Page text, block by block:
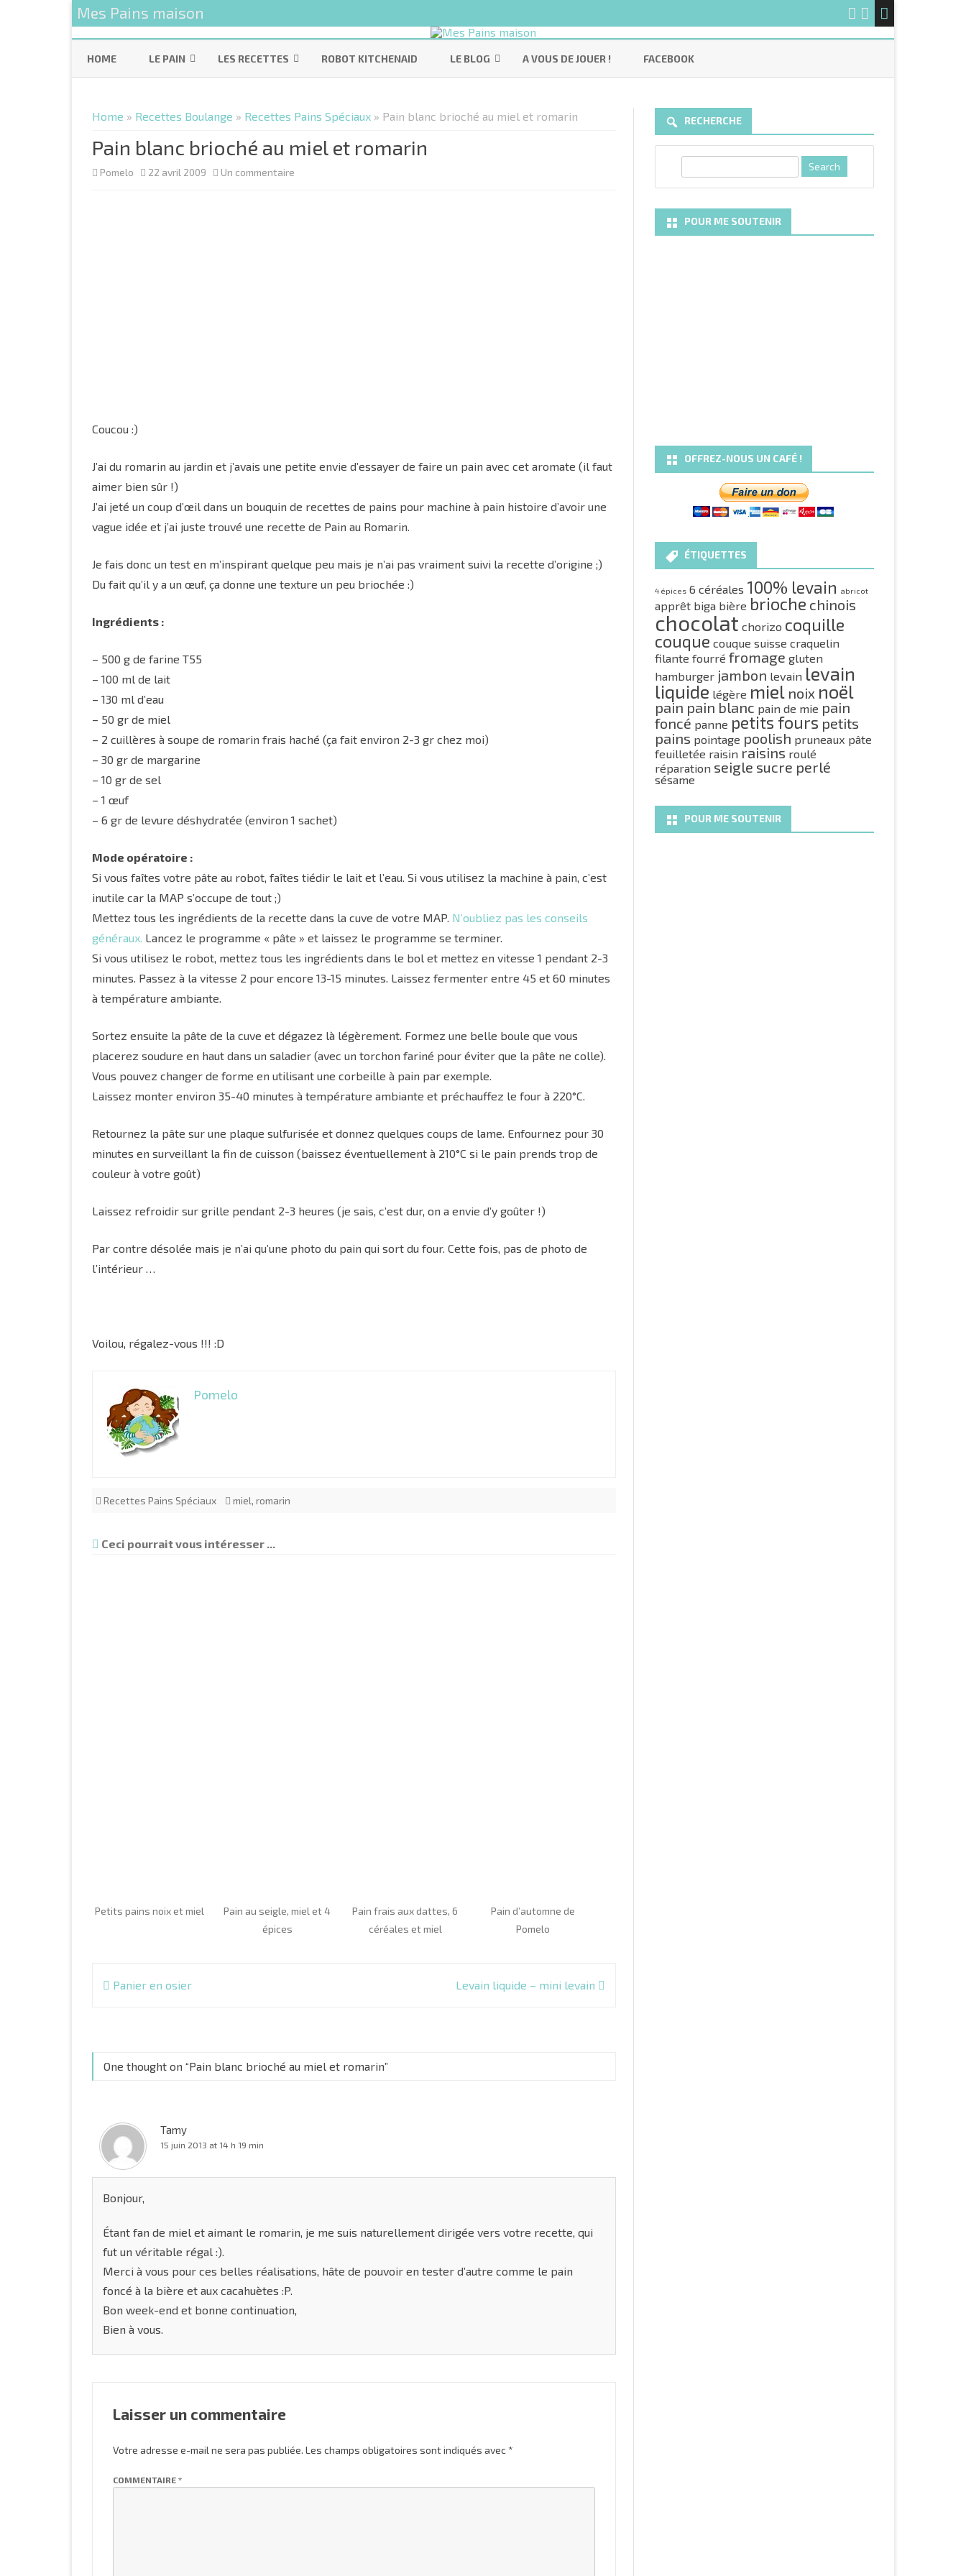
Mes Pains maison
to
HOME LE PAIN
LE LEVAIN NATUREL
LE MATÉRIEL
ETAPES ET TECHNIQUES DE
LES RECETTES
RECETTES PAINS BASIQUES
RECETTES PAINS SPÉCIAUX
RECETTES PAINS FOURRÉS /
ROBOT KITCHENAID LE BLOG
MÉDIAS
A VOUS DE JOUER ! FACEBOOK
Home » Recettes Boulange » Recettes Pains Spéciaux » Pain blanc brioché au miel et romarin
Pain blanc brioché au miel et romarin
Pomelo 22 avril 2009 Un commentaire
Coucou :)
J’ai du romarin au jardin et j’avais une petite envie d’essayer de faire un pain avec cet aromate (il faut
aimer bien sûr !)
J’ai jeté un coup d’œil dans un bouquin de recettes de pains pour machine à pain histoire d’avoir une
vague idée et j’ai juste trouvé une recette de Pain au Romarin.
Je fais donc un test en m’inspirant quelque peu mais je n’ai pas vraiment suivi la recette d’origine ;)
Du fait qu’il y a un œuf, ça donne une texture un peu briochée :)
Ingrédients :
– 500 g de farine T55
– 100 ml de lait
– 130 ml d’eau
– 50 gr de miel
– 2 cuillères à soupe de romarin frais haché (ça fait environ 2-3 gr chez moi)
– 30 gr de margarine
– 10 gr de sel
– 1 œuf
– 6 gr de levure déshydratée (environ 1 sachet)
Mode opératoire :
Si vous faîtes votre pâte au robot, faîtes tiédir le lait et l’eau. Si vous utilisez la machine à pain, c’est
inutile car la MAP s’occupe de tout ;)
Mettez tous les ingrédients de la recette dans la cuve de votre MAP. N’oubliez pas les conseils
généraux. Lancez le programme « pâte » et laissez le programme se terminer.
Si vous utilisez le robot, mettez tous les ingrédients dans le bol et mettez en vitesse 1 pendant 2-3
minutes. Passez à la vitesse 2 pour encore 13-15 minutes. Laissez fermenter entre 45 et 60 minutes
à température ambiante.
Sortez ensuite la pâte de la cuve et dégazez là légèrement. Formez une belle boule que vous
placerez soudure en haut dans un saladier (avec un torchon fariné pour éviter que la pâte ne colle).
Vous pouvez changer de forme en utilisant une corbeille à pain par exemple.
Laissez monter environ 35-40 minutes à température ambiante et préchauffez le four à 220°C.
Retournez la pâte sur une plaque sulfurisée et donnez quelques coups de lame. Enfournez pour 30
minutes en surveillant la fin de cuisson (baissez éventuellement à 210°C si le pain prends trop de
couleur à votre goût)
Laissez refroidir sur grille pendant 2-3 heures (je sais, c’est dur, on a envie d’y goûter !)
Par contre désolée mais je n’ai qu’une photo du pain qui sort du four. Cette fois, pas de photo de
l’intérieur …
Voilou, régalez-vous !!! :D
Pomelo
Recettes Pains Spéciaux miel, romarin
Ceci pourrait vous intéresser ...
Petits pains noix et miel
Pain au seigle, miel et 4
épices
Pain frais aux dattes, 6
céréales et miel
Pain d’automne de
Pomelo
Navigation
Panier en osier Levain liquide – mini levain
One thought on “Pain blanc brioché au miel et romarin”
Tamy
15 juin 2013 at 14 h 19 min
Bonjour,
Étant fan de miel et aimant le romarin, je me suis naturellement dirigée vers votre recette, qui
fut un véritable régal :).
Merci à vous pour ces belles réalisations, hâte de pouvoir en tester d’autre comme le pain
foncé à la bière et aux cacahuètes :P.
Bon week-end et bonne continuation,
Bien à vous.
Laisser un commentaire
Votre adresse e-mail ne sera pas publiée. Les champs obligatoires sont indiqués avec *
COMMENTAIRE *
RECHERCHE
c
POUR ME SOUTENIR
OFFREZ-NOUS UN CAFÉ !
ÉTIQUETTES
4 épices 6 céréales 100% levain abricot
apprêt biga bière brioche chinois
chocolat chorizo coquille
couque couque suisse craquelin
filante fourré fromage gluten
hamburger jambon levain levain
liquide légère miel noix noël
pain pain blanc pain de mie pain
foncé panne petits fours petits
pains pointage poolish pruneaux pâte
feuilletée raisin raisins roulé
réparation seigle sucre perlé
sésame
POUR ME SOUTENIR